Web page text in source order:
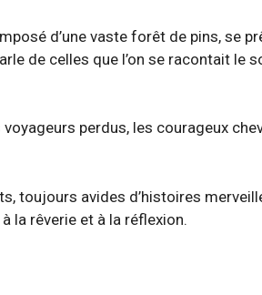
d’une vaste forêt de pins, se
de celles que l’on se racontait le
voyageurs perdus, les courageux
toujours avides d’histoires
la rêverie et à la réflexion.